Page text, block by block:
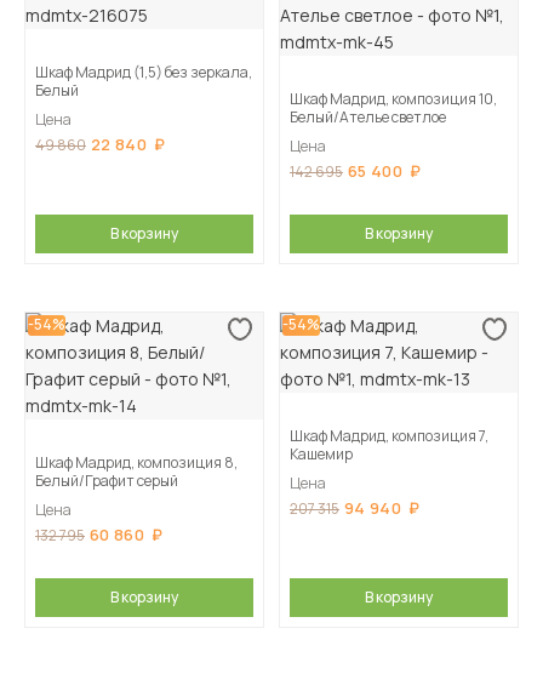
Шкаф Мадрид (1,5) без зеркала,
Белый
Цена
49 860 22 840
В корзину
Шкаф Мадрид, композиция 10,
Белый/Ателье светлое
Цена
142 695 65 400
В корзину
-54%
Шкаф Мадрид, композиция 8,
Белый/Графит серый
Цена
132 795 60 860
В корзину
-54%
Шкаф Мадрид, композиция 7,
Кашемир
Цена
207 315 94 940
В корзину